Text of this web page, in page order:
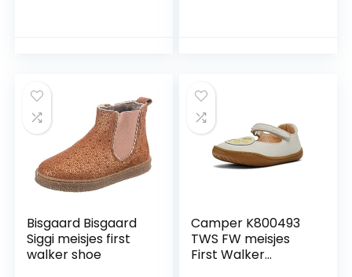
Bisgaard Bisgaard
Siggi meisjes first
walker shoe
Camper K800493
TWS FW meisjes
First Walker